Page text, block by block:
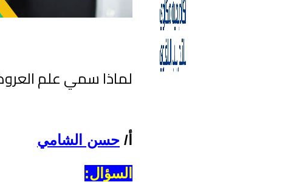
لماذا سمي علم
أ/ حسن الشامي
السؤال: